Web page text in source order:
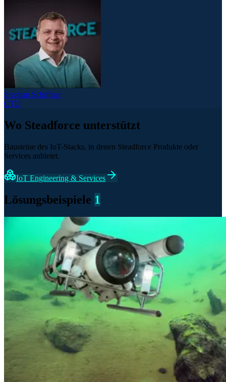
Stephan Schiffner
CTO
Wo Steadforce unterstützt
Bausteine des IoT-Stacks, in denen Steadforce Produkte oder
Services anbietet.
IoT Engineering & Services
Lösungsbeispiele 1